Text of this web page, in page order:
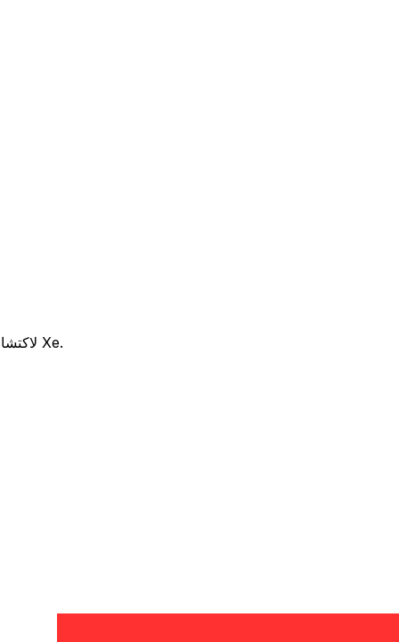
هل تفكر في استخدام Raiffeisen للتحويل من RON إلى CAD ؟ قارن بين أسعار الصرف والرسوم Raiffeisen لاكتشاف مدخراتك المحتملة مع Xe.